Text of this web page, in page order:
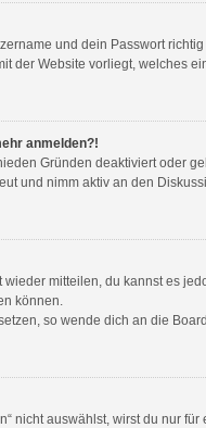
und dein Passwort
der Website vorliegt, welches
anmelden?!
Gründen deaktiviert oder
und nimm aktiv an den
mitteilen, du kannst es
können.
so wende dich an die
nicht auswählst, wirst du nur